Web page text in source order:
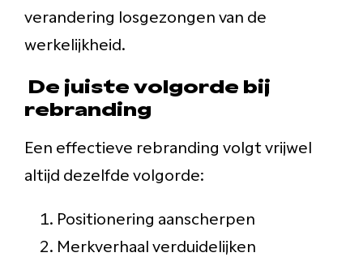
verandering losgezongen van de
werkelijkheid.
De juiste volgorde bij
rebranding
Een effectieve rebranding volgt vrijwel
altijd dezelfde volgorde:
Positionering aanscherpen
Merkverhaal verduidelijken